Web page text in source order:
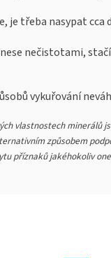
je třeba nasypat
nečistotami,
vykuřování
vlastnostech minerálů
způsobem
příznaků jakéhokoliv